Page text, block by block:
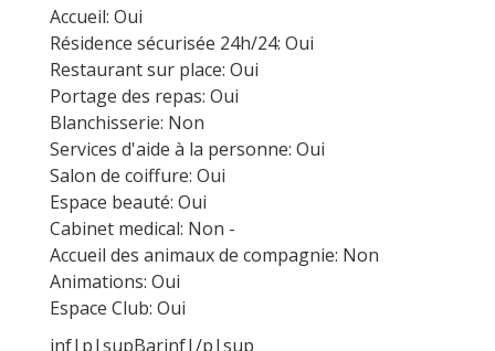
Accueil: Oui
Résidence sécurisée 24h/24: Oui
Restaurant sur place: Oui
Portage des repas: Oui
Blanchisserie: Non
Services d'aide à la personne: Oui
Salon de coiffure: Oui
Espace beauté: Oui
Cabinet medical: Non -
Accueil des animaux de compagnie: Non
Animations: Oui
Espace Club: Oui
inf|p|supBarinf|/p|sup